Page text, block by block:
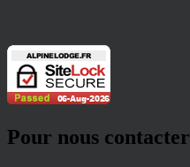
Pour nous contacter